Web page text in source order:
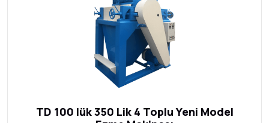
TD 100 lük 350 Lik 4 Toplu Yeni Model